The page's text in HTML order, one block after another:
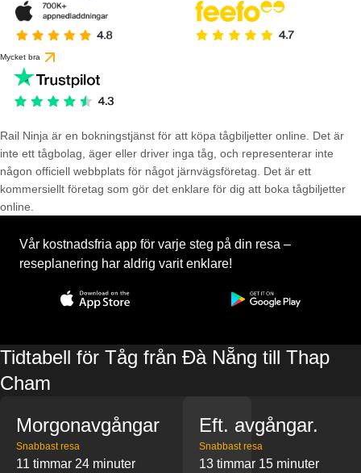
Mycket bra
Rail Ninja är en bokningstjänst för att köpa tågbiljetter online. Det är
inte ett tågbolag, äger eller driver inga tåg, och representerar inte
någon officiell webbplats för något järnvägsföretag. Det är ett
kommersiellt företag som gör det enklare för dig att boka tågbiljetter
online.
Vår kostnadsfria app för varje steg på din resa –
reseplanering har aldrig varit enklare!
Tidtabell för Tåg från Đà Nẵng till Thap
Cham
Morgonavgångar
Snabbast resa
11 timmar 24 minuter
Eft. avgångar.
Snabbast resa
13 timmar 15 minuter